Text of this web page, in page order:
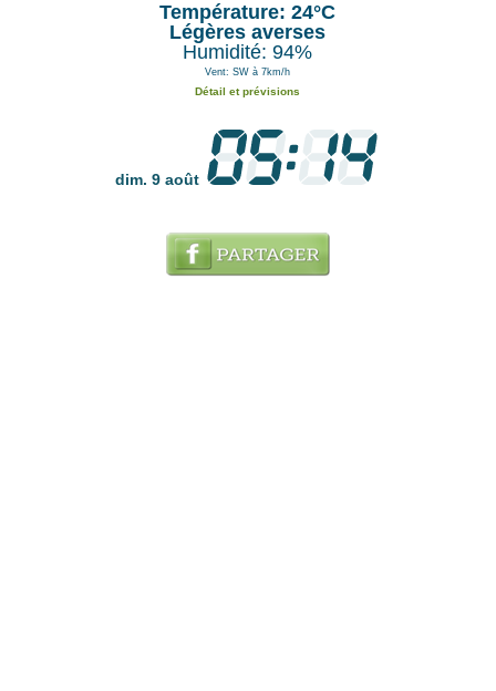
Température: 24°C
Légères averses
Humidité: 94%
Vent: SW à 7km/h
Détail et prévisions
dim. 9 août